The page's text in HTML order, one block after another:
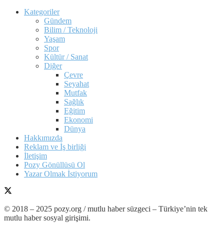
Kategoriler
Gündem
Bilim / Teknoloji
Yaşam
Spor
Kültür / Sanat
Diğer
Çevre
Seyahat
Mutfak
Sağlık
Eğitim
Ekonomi
Dünya
Hakkımızda
Reklam ve İş birliği
İletişim
Pozy Gönüllüsü Ol
Yazar Olmak İstiyorum
© 2018 – 2025 pozy.org / mutlu haber süzgeci – Türkiye’nin tek
mutlu haber sosyal girişimi.